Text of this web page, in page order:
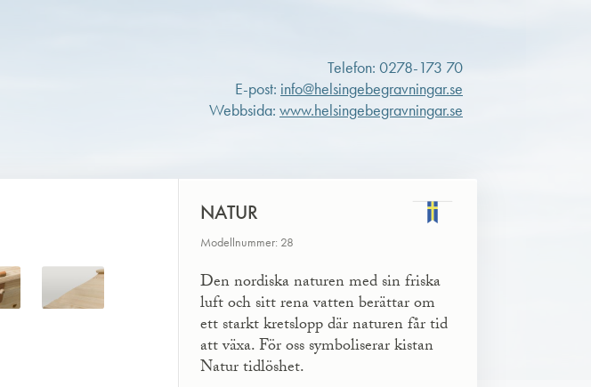
Telefon: 0278-173 70
E-post: info@helsingebegravningar.se
Webbsida: www.helsingebegravningar.se
NATUR
Modellnummer: 28
Den nordiska naturen med sin friska
luft och sitt rena vatten berättar om
ett starkt kretslopp där naturen får tid
att växa. För oss symboliserar kistan
Natur tidlöshet.